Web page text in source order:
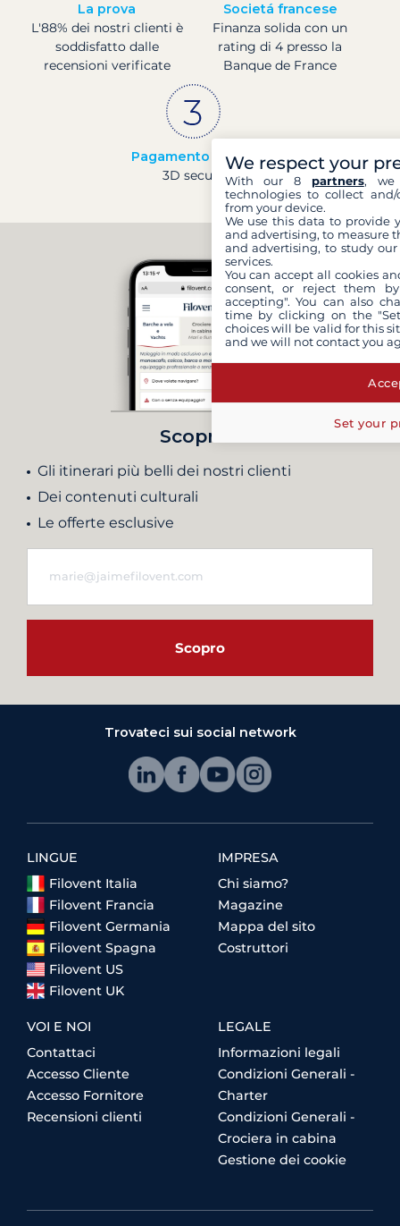
La prova
L'88% dei nostri clienti è
soddisfatto dalle
recensioni verificate
Societá francese
Finanza solida con un
rating di 4 presso la
Banque de France
Pagamento sicuro
3D secure
Scoprite
Gli itinerari più belli dei nostri clienti
Dei contenuti culturali
Le offerte esclusive
Scopro
Trovateci sui social network
LINGUE
Filovent Italia
Filovent Francia
Filovent Germania
Filovent Spagna
Filovent US
Filovent UK
IMPRESA
Chi siamo?
Magazine
Mappa del sito
Costruttori
VOI E NOI
Contattaci
Accesso Cliente
Accesso Fornitore
Recensioni clienti
LEGALE
Informazioni legali
Condizioni Generali -
Charter
Condizioni Generali -
Crociera in cabina
Gestione dei cookie
We respect your
With our 8 partners, we
technologies to collect
from your device.
We use this data to provide
and advertising, to measure
and advertising, to study
services.
You can accept all cookies
consent, or reject them
accepting". You can also
time by clicking on the
choices will be valid for this
and we will not contact you
Set your